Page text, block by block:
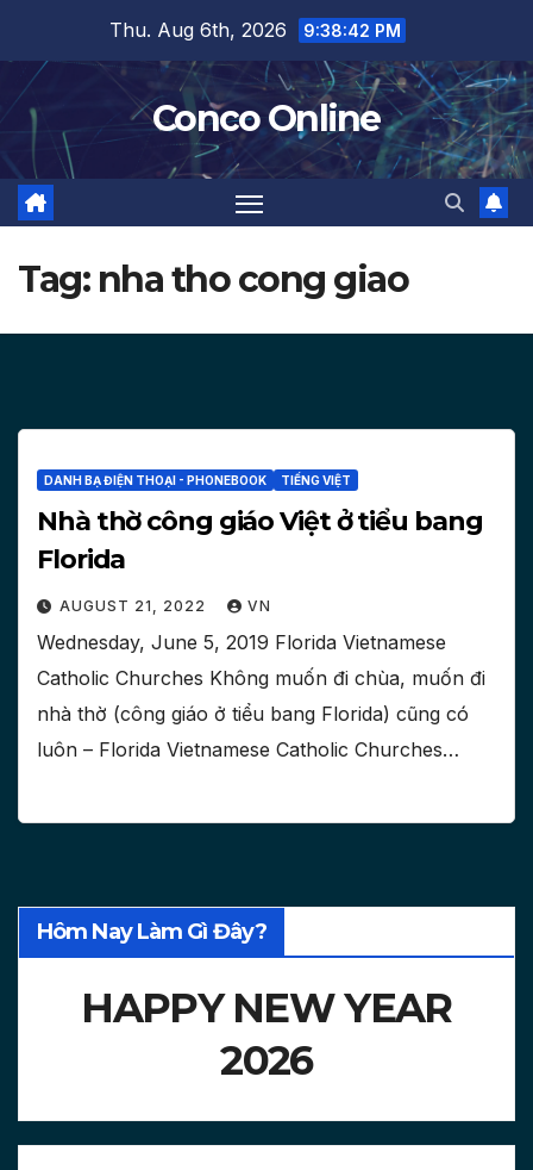
content
Thu. Aug 6th, 2026 9:38:42 PM
Conco Online
Tag: nha tho cong giao
DANH BẠ ĐIỆN THOẠI - PHONEBOOK TIẾNG VIỆT
Nhà thờ công giáo Việt ở tiểu bang
Florida
AUGUST 21, 2022 VN
Wednesday, June 5, 2019 Florida Vietnamese
Catholic Churches Không muốn đi chùa, muốn đi
nhà thờ (công giáo ở tiểu bang Florida) cũng có
luôn – Florida Vietnamese Catholic Churches…
Hôm Nay Làm Gì Đây?
HAPPY NEW YEAR
2026